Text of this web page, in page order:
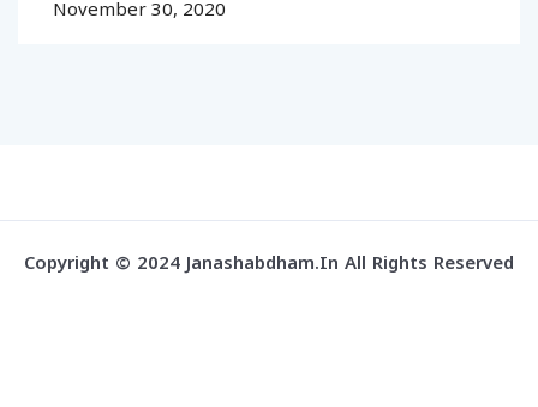
November 30, 2020
Copyright © 2024 Janashabdham.in All Rights Reserved